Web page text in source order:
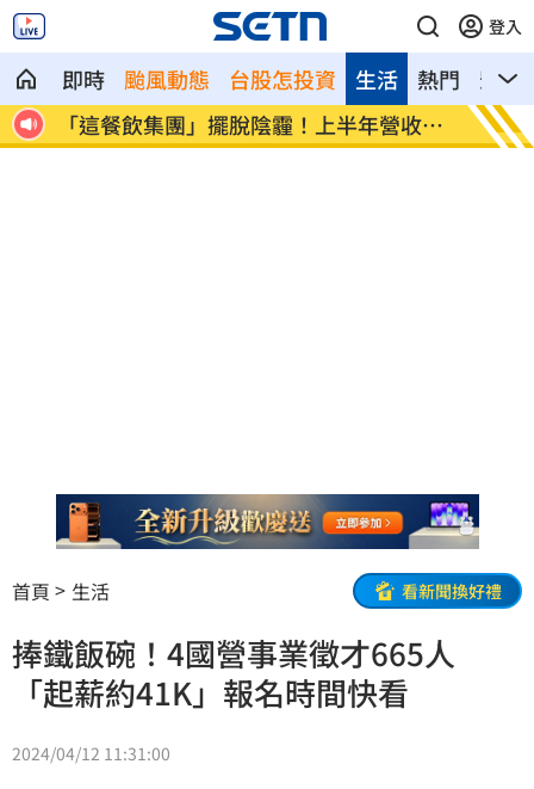
登入
即時 颱風動態 台股怎投資 熱門 影音
生活
創
賓士S500擋浩劫！車主這話暖哭全網
台股
酬
首頁 生活 看新聞換好禮
捧鐵飯碗！4國營事業徵才665人
「起薪約41K」報名時間快看
2024/04/12 11:31:00